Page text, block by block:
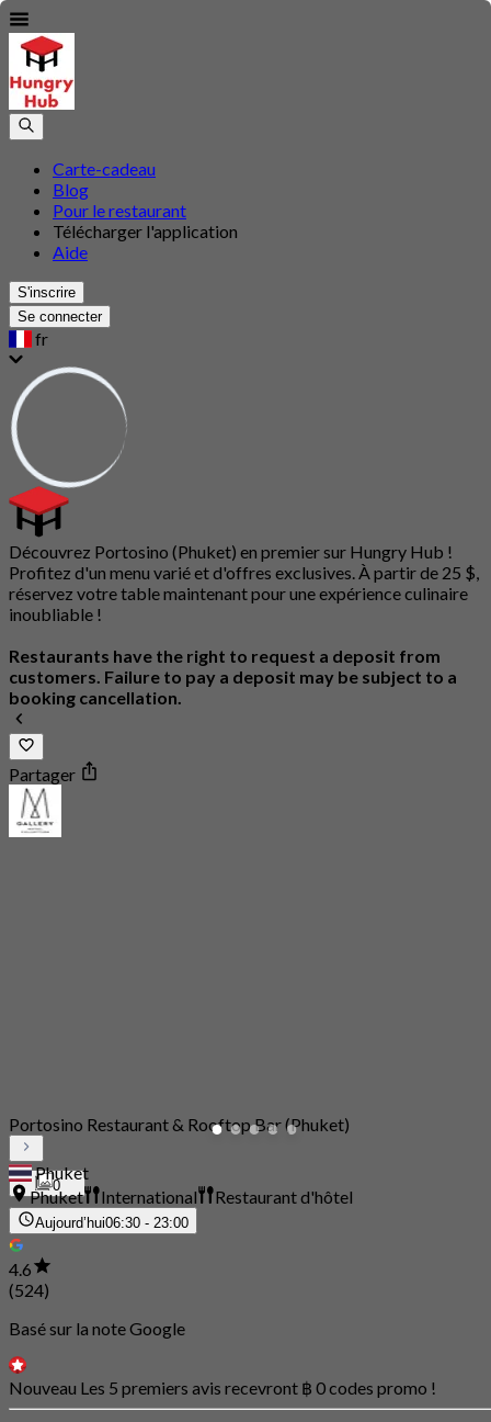
Carte-cadeau
Blog
Pour le restaurant
Télécharger l'application
Aide
S'inscrire
Se connecter
fr
Découvrez Portosino (Phuket) en premier sur Hungry Hub !
Profitez d'un menu varié et d'offres exclusives. À partir de 25 $,
réservez votre table maintenant pour une expérience culinaire
inoubliable !
Restaurants have the right to request a deposit from
customers. Failure to pay a deposit may be subject to a
booking cancellation.
Partager
0
Portosino Restaurant & Rooftop Bar (Phuket)
Phuket
Phuket
International Restaurant d'hôtel
Aujourd’hui06:30 - 23:00
4.6
(524)
Basé sur la note Google
Nouveau Les 5 premiers avis recevront ฿ 0 codes promo !